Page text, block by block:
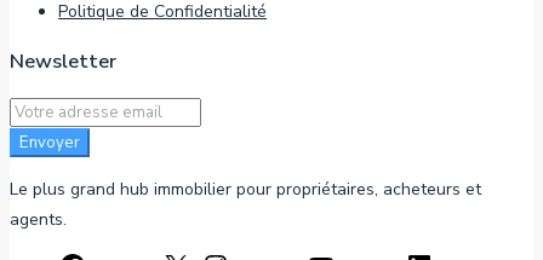
Politique de Confidentialité
Newsletter
Envoyer
Le plus grand hub immobilier pour propriétaires, acheteurs et
agents.